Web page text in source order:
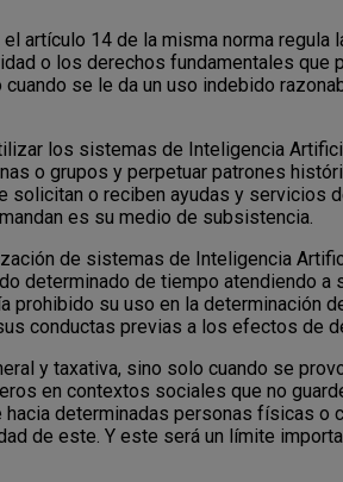
artículo 14 de la misma norma
o los derechos fundamentales
se le da un uso indebido
los sistemas de Inteligencia
o grupos y perpetuar patrones
o reciben ayudas y servicios
es su medio de subsistencia.
de sistemas de Inteligencia
determinado de tiempo atendiendo
prohibido su uso en la
conductas previas a los efectos de
y taxativa, sino solo cuando se
en contextos sociales que no
determinadas personas físicas
de este. Y este será un límite